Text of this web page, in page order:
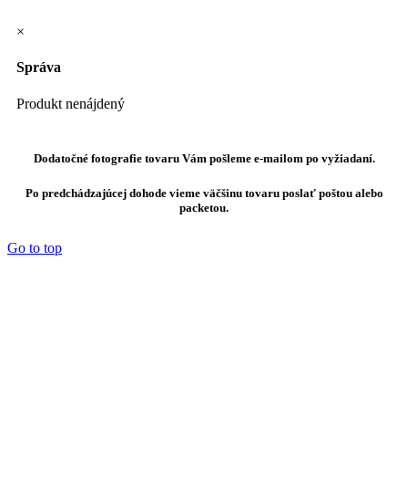
×
Správa
Produkt nenájdený
Dodatočné fotografie tovaru Vám pošleme e-mailom po vyžiadaní.
Po predchádzajúcej dohode vieme väčšinu tovaru poslať poštou alebo
packetou.
Go to top